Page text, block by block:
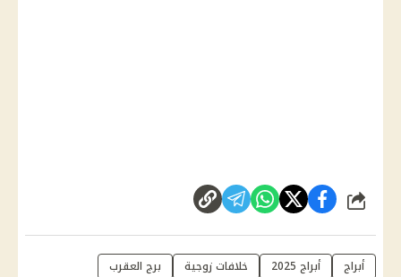
شارك
أبراج أبراج 2025 خلافات زوجية
برج العقرب